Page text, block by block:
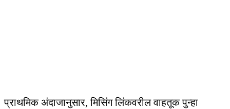
प्राथमिक अंदाजानुसार, मिसिंग लिंकवरील वाहतूक पुन्हा